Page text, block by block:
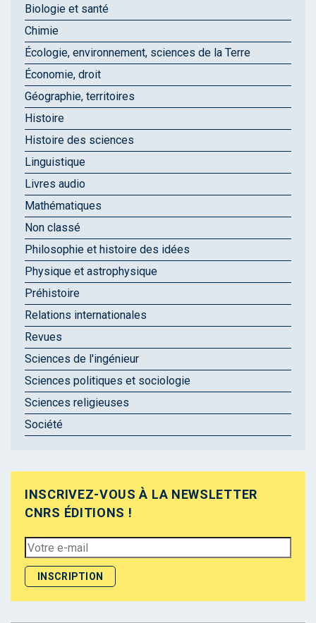
Biologie et santé
Chimie
Écologie, environnement, sciences de la Terre
Économie, droit
Géographie, territoires
Histoire
Histoire des sciences
Linguistique
Livres audio
Mathématiques
Non classé
Philosophie et histoire des idées
Physique et astrophysique
Préhistoire
Relations internationales
Revues
Sciences de l'ingénieur
Sciences politiques et sociologie
Sciences religieuses
Société
INSCRIVEZ-VOUS À LA NEWSLETTER
CNRS ÉDITIONS !